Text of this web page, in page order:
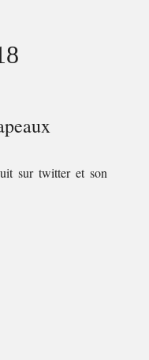
sur twitter et son